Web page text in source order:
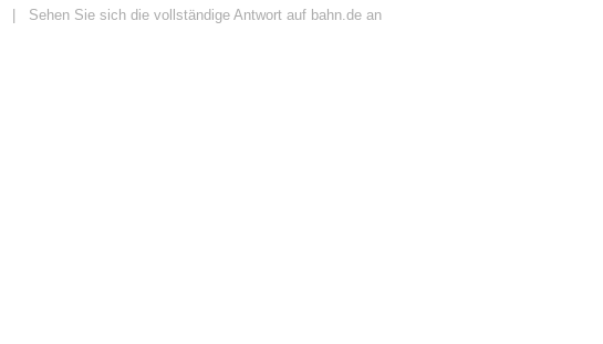
Sehen Sie sich die vollständige Antwort auf bahn.de an